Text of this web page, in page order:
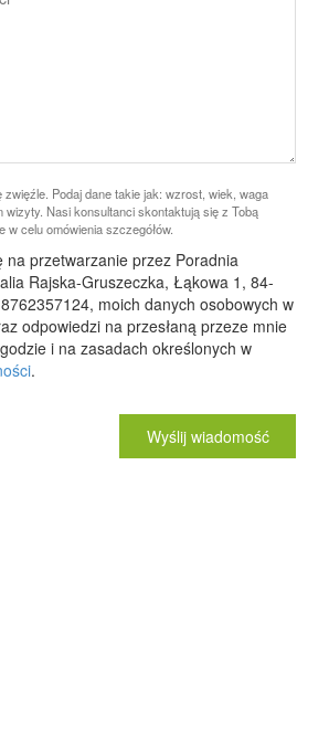
Podaj dane takie jak: wzrost, wiek, waga
wizyty. Nasi konsultanci skontaktują się z Tobą
w celu omówienia szczegółów.
na przetwarzanie przez Poradnia
Rajska-Gruszeczka, Łąkowa 1, 84-
moich danych osobowych w
odpowiedzi na przesłaną przeze mnie
i na zasadach określonych w
.